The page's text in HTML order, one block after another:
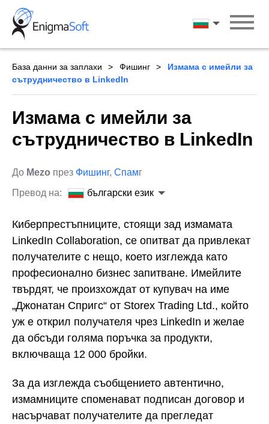
Skip
content
български
База данни за заплахи Фишинг
Измама с имейли за
сътрудничество в LinkedIn
Измама с имейли за
сътрудничество в LinkedIn
До Mezo през Фишинг, Спамг
Превод на:
български език
Киберпрестъпниците, стоящи зад измамата
LinkedIn Collaboration, се опитват да привлекат
получателите с нещо, което изглежда като
професионално бизнес запитване. Имейлите
твърдят, че произхождат от купувач на име
„Джонатан Спригс“ от Storex Trading Ltd., който
уж е открил получателя чрез LinkedIn и желае
да обсъди голяма поръчка за продукти,
включваща 12 000 бройки.
За да изглежда съобщението автентично,
измамниците споменават подписан договор и
насърчават получателите да прегледат